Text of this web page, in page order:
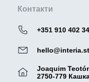
Контакти
+351 910 402
Joaquim
2750-779